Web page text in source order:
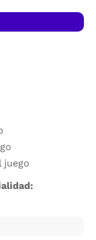
juego